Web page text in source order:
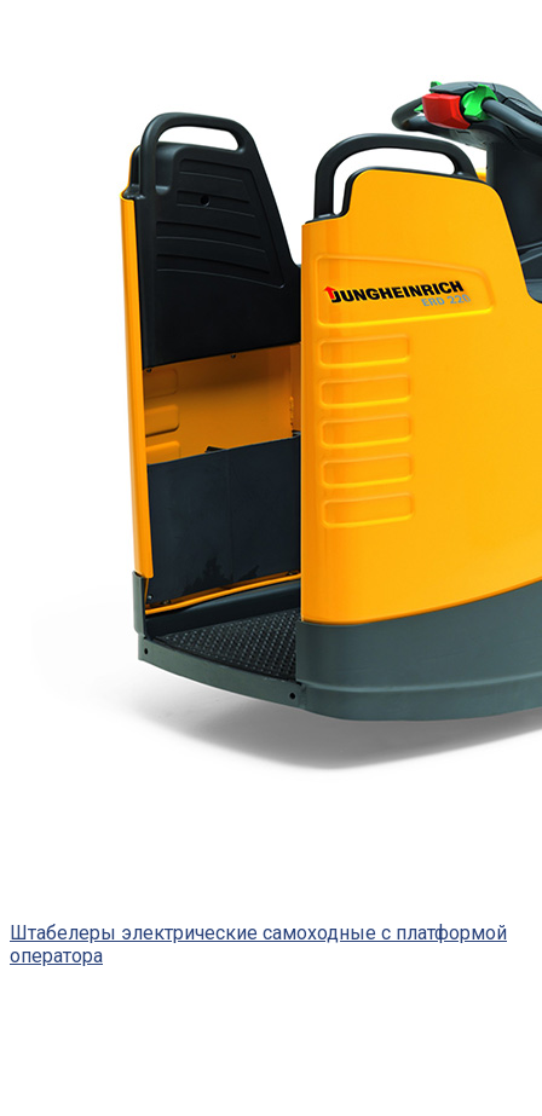
Штабелеры электрические самоходные с платформой
оператора